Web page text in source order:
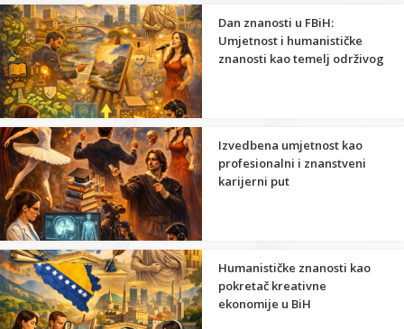
Dan znanosti u FBiH:
Umjetnost i humanističke
znanosti kao temelj održivog
Izvedbena umjetnost kao
profesionalni i znanstveni
karijerni put
Humanističke znanosti kao
pokretač kreativne
ekonomije u BiH